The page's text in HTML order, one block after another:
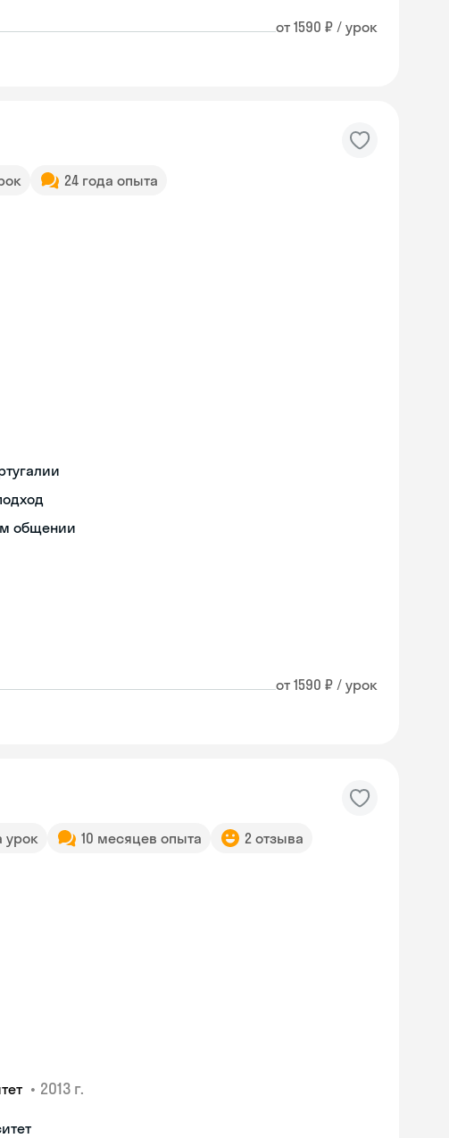
от 1590 ₽ / урок
24 года опыта
общении
от 1590 ₽ / урок
урок 10 месяцев опыта 2 отзыва
• 2013 г.